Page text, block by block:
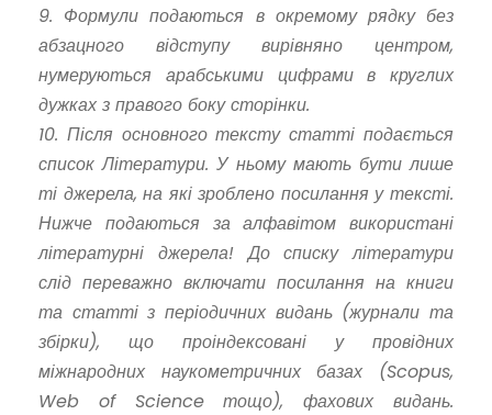
9. Формули подаються в окремому рядку без
абзацного відступу вирівняно центром,
нумеруються арабськими цифрами в круглих
дужках з правого боку сторінки.
10. Після основного тексту статті подається
список Літератури. У ньому мають бути лише
ті джерела, на які зроблено посилання у тексті.
Нижче подаються за алфавітом використані
літературні джерела! До списку літератури
слід переважно включати посилання на книги
та статті з періодичних видань (журнали та
збірки), що проіндексовані у провідних
міжнародних наукометричних базах (Scopus,
Web of Science тощо), фахових видань.